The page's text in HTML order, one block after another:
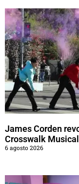
James Corden
Crosswalk Musical
6 agosto 2026